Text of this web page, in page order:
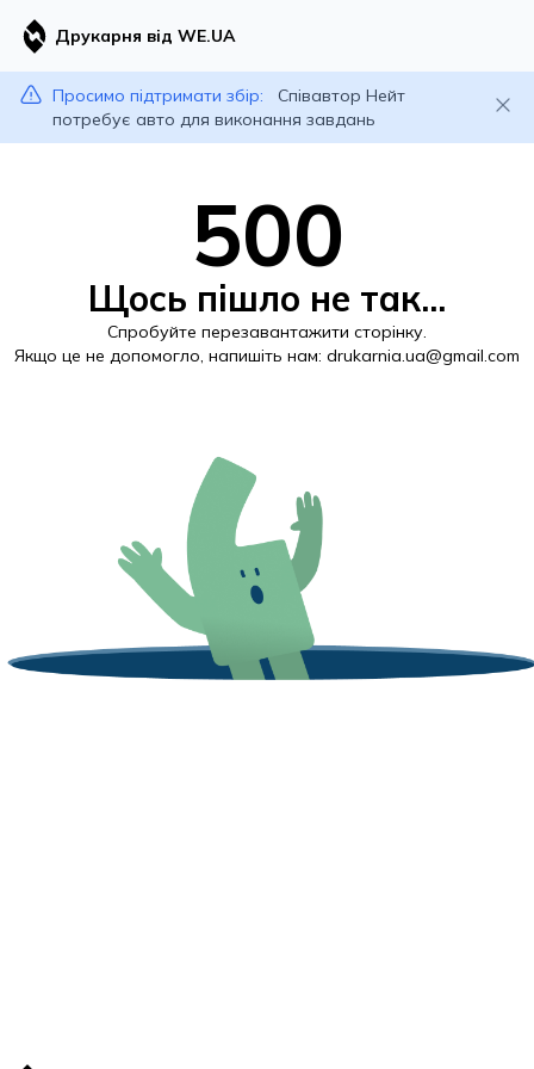
Друкарня від WE.UA
Просимо підтримати збір:
Співавтор Нейт
потребує авто для виконання завдань
500
Щось пішло не так...
Спробуйте перезавантажити сторінку.
Якщо це не допомогло, напишіть нам: drukarnia.ua@gmail.com